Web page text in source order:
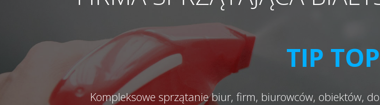
TIP TOP
Kompleksowe sprzątanie biur, firm, biurowców, obiektów,